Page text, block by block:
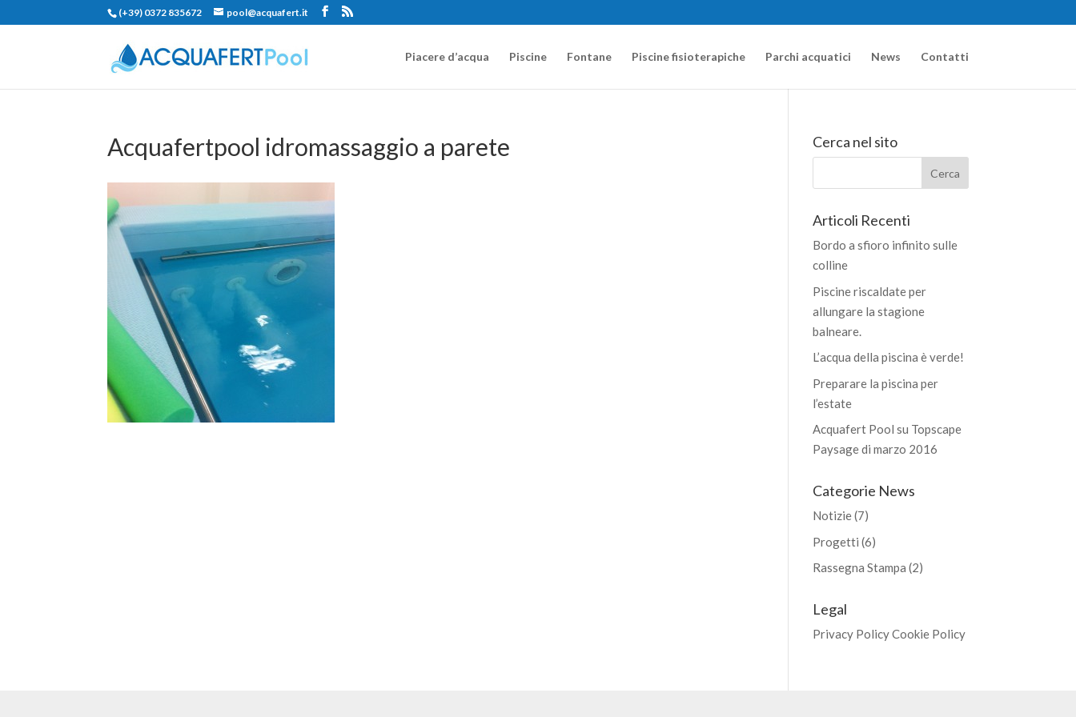
(+39) 0372 835672 pool@acquafert.it
Piacere d’acqua Piscine Fontane Piscine fisioterapiche Parchi acquatici News Contatti
Acquafertpool idromassaggio a parete Cerca nel sito
Articoli Recenti
Bordo a sfioro infinito sulle
colline
Piscine riscaldate per
allungare la stagione
balneare.
L’acqua della piscina è verde!
Preparare la piscina per
l’estate
Acquafert Pool su Topscape
Paysage di marzo 2016
Categorie News
Notizie(7)
Progetti (6)
Rassegna Stampa (2)
Legal
Privacy PolicyCookie Policy